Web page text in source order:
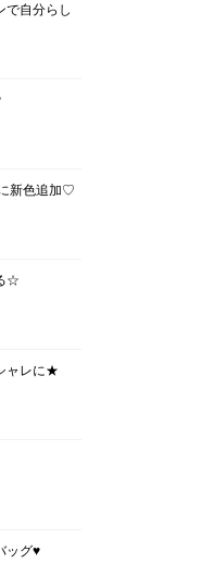
で自分らし
新色追加♡
☆
ャレに★
ッグ♥